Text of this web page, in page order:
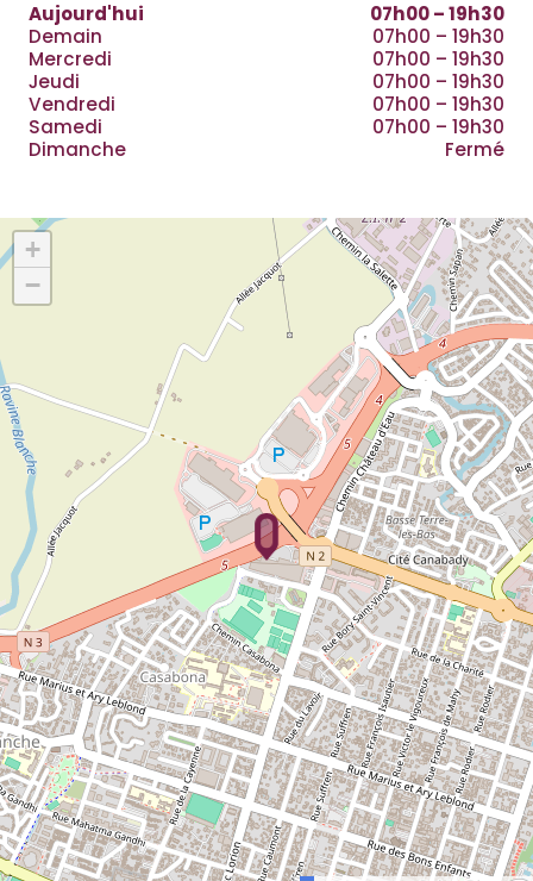
Aujourd'hui
07h00 – 19h30
Demain
07h00 – 19h30
Mercredi
07h00 – 19h30
Jeudi
07h00 – 19h30
Vendredi
07h00 – 19h30
Samedi
07h00 – 19h30
Dimanche
Fermé
Localisation du restaurant
+
−